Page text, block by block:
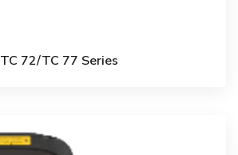
TC 72/TC 77 Series